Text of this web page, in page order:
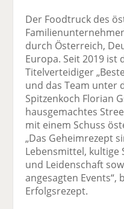
Der Foodtruck des
durch Österreich,
Europa. Seit 2019 ist
Titelverteidiger
und das Team unter
Spitzenkoch Florian
hausgemachtes
mit einem Schuss
„Das Geheimrezept
Lebensmittel, kultige
und Leidenschaft
angesagten Events“,
Erfolgsrezept.